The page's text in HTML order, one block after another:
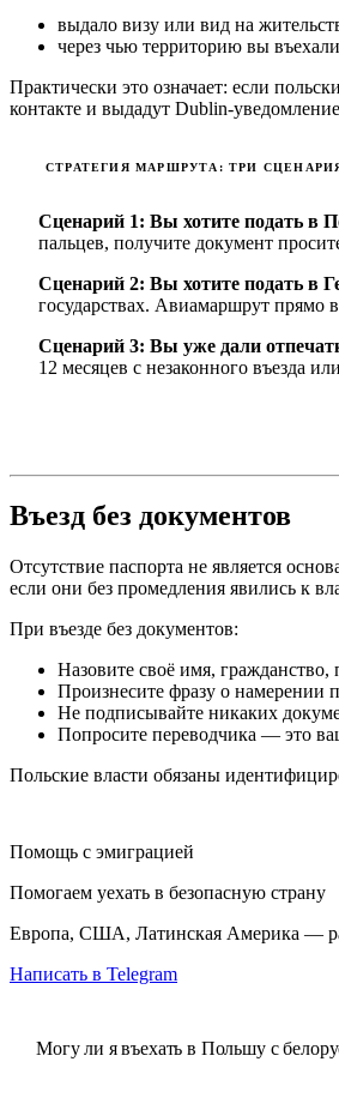
выдало визу или вид на
через чью территорию вы
Практически это означает: если
контакте и выдадут Dublin-
СТРАТЕГИЯ МАРШРУТА: ТРИ
Сценарий 1: Вы хотите подать в
пальцев, получите документ
Сценарий 2: Вы хотите подать в
государствах. Авиамаршрут прямо
Сценарий 3: Вы уже дали
12 месяцев с незаконного въезда
Въезд без документов
Отсутствие паспорта не является
если они без промедления явились к
При въезде без документов:
Назовите своё имя,
Произнесите фразу о намерении
Не подписывайте никаких
Попросите переводчика — это
Польские власти обязаны
Помощь с эмиграцией
Помогаем уехать в безопасную страну
Европа, США, Латинская Америка —
Написать в Telegram
Могу ли я въехать в Польшу с